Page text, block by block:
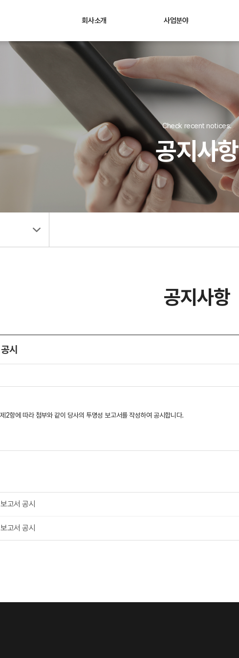
회사소개 사업분야
Check recent notices.
공지사항
공지사항
시
2항에 따라 첨부와 같이 당사의 투명성 보고서를 작성하여 공시합니다.
고서 공시
고서 공시